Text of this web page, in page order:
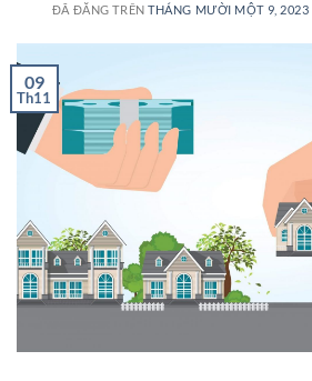
ĐÃ ĐĂNG TRÊNTHÁNG MƯỜI MỘT 9, 2023
09
Th11